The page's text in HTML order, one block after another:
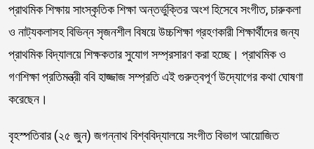
প্রাথমিক শিক্ষায় সাংস্কৃতিক শিক্ষা অন্তর্ভুক্তির অংশ হিসেবে সংগীত, চারুকলা
ও নাট্যকলাসহ বিভিন্ন সৃজনশীল বিষয়ে উচ্চশিক্ষা গ্রহণকারী শিক্ষার্থীদের জন্য
প্রাথমিক বিদ্যালয়ে শিক্ষকতার সুযোগ সম্প্রসারণ করা হচ্ছে। প্রাথমিক ও
গণশিক্ষা প্রতিমন্ত্রী ববি হাজ্জাজ সম্প্রতি এই গুরুত্বপূর্ণ উদ্যোগের কথা ঘোষণা
করেছেন।
বৃহস্পতিবার (২৫ জুন) জগন্নাথ বিশ্ববিদ্যালয়ে সংগীত বিভাগ আয়োজিত